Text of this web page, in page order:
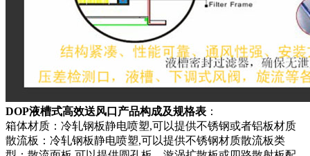
DOP液槽式高效送风口产品构成及规格表 ：
箱体材质：冷轧钢板静电喷塑,可以提供不锈钢或者铝板材质
散流板：冷轧钢板静电喷塑,可以提供不锈钢材质散流板类